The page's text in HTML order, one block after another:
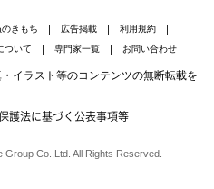
きもち 広告掲載
利用規約
ついて 専門家一覧 お問い合わせ
イラスト等のコンテンツの無断転載を
護法に基づく公表事項等
Co.,Ltd. All Rights Reserved.